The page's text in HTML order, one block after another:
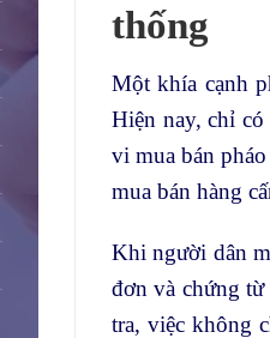
thống
Một khía cạnh
Hiện nay, chỉ
vi mua bán
mua bán hàng
Khi người dân
đơn và chứng
tra, việc không